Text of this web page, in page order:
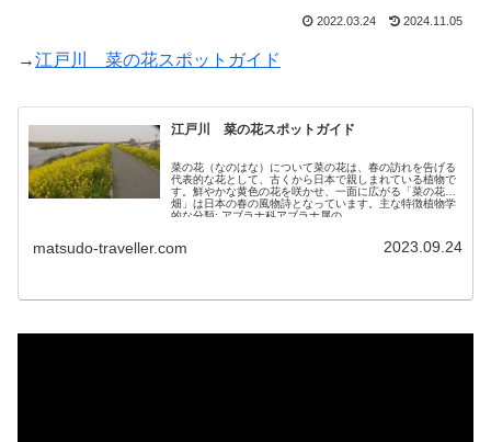
2022.03.24 2024.11.05
→江戸川 菜の花スポットガイド
江戸川 菜の花スポットガイド
菜の花（なのはな）について菜の花は、春の訪れを告げる
代表的な花として、古くから日本で親しまれている植物で
す。鮮やかな黄色の花を咲かせ、一面に広がる「菜の花
畑」は日本の春の風物詩となっています。主な特徴植物学
的な分類: アブラナ科アブラナ属の...
matsudo-traveller.com 2023.09.24